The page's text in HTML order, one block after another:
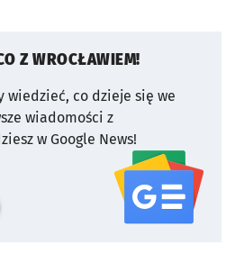
Z WROCŁAWIEM!
wiedzieć, co dzieje się we
wiadomości z
w Google News!
serwisu